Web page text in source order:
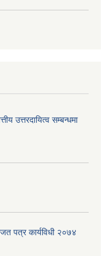
उत्तरदायित्व सम्बन्धमा
पत्र कार्यविधी २०७४